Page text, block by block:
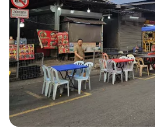
eletrónico